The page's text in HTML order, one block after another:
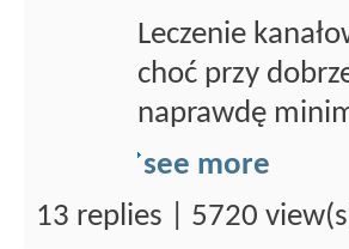
Leczenie
choć przy
naprawdę
see more
13 replies | 5720